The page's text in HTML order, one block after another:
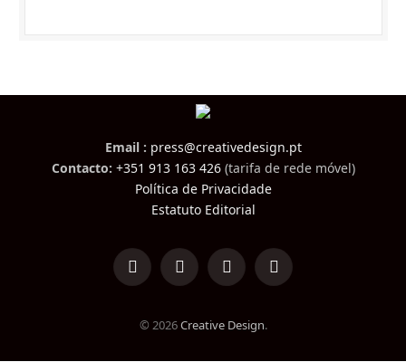
Email : press@creativedesign.pt
Contacto: +351 913 163 426(tarifa de rede móvel)
Política de Privacidade
Estatuto Editorial
LinkedInFacebookInstagramTikTok
© 2026Creative Design.